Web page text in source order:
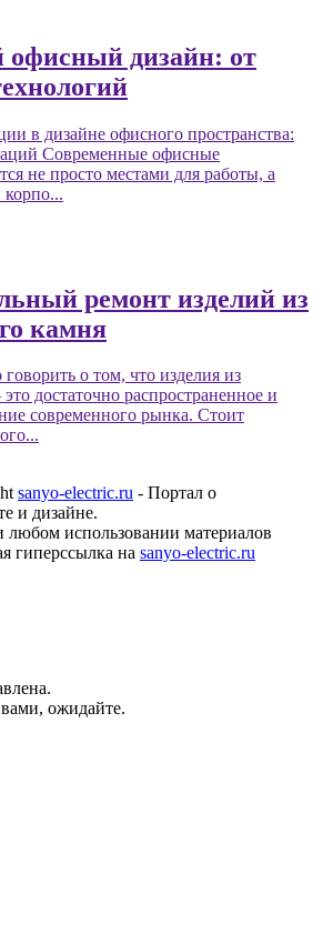
дизайн: от
в дизайне офисного пространства:
Современные офисные
не просто местами для работы, а
ремонт изделий из
камня
о том, что изделия из
достаточно распространенное и
современного рынка. Стоит
sanyo-electric.ru - Портал о
и дизайне.
любом использовании материалов
гиперссылка на sanyo-electric.ru
ожидайте.